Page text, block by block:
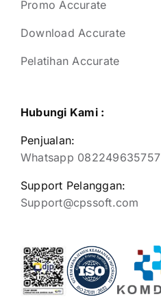
Promo Accurate
Download Accurate
Pelatihan Accurate
Hubungi Kami :
Penjualan:
Whatsapp 082249635757
Support Pelanggan:
Support@cpssoft.com